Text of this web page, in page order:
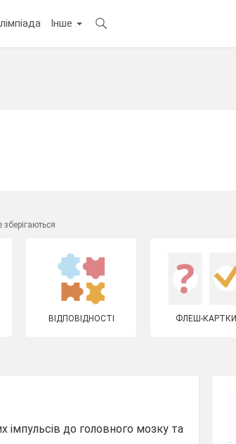
Інше
зберігаються
ВІДПОВІДНОСТІ ФЛЕШ-КАРТКИ
імпульсів до головного мозку та